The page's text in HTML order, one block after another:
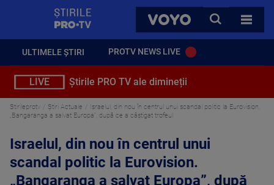
VOYO
CAUTA
TOATE
ULTIMELE ȘTIRI PROTV NEWS LIVE
LIVE Știrile PRO TV ale dimineții
Stirileprotv Știri Actuale
Israelul, din nou în centrul unui scandal politic la Eurovision.
„Bangaranga a salvat Europa”, după ce a câștigat trofeul
Israelul, din nou în centrul unui
scandal politic la Eurovision.
„Bangaranga a salvat Europa”, după